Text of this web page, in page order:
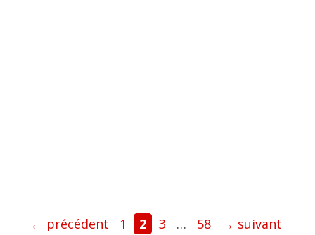
← précédent Page
1 Page
2 Page
3 … Page
58 → suivant